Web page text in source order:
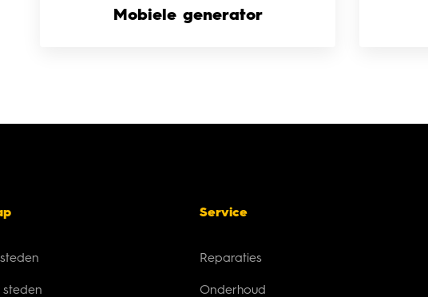
Mobiele generator
Service
Reparaties
Onderhoud